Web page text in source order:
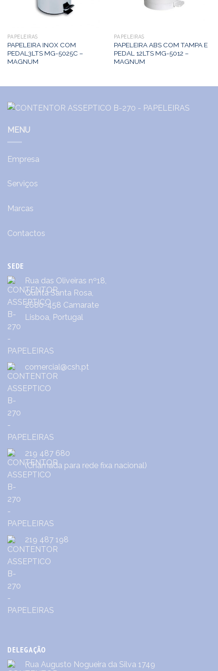
PAPELEIRAS
PAPELEIRA INOX COM
PEDAL3LTS MG-5025C –
MAGNUM
PAPELEIRAS
PAPELEIRA ABS COM TAMPA E
PEDAL 12LTS MG-5012 –
MAGNUM
MENU
Empresa
Serviços
Marcas
Contactos
SEDE
Rua das Oliveiras nº18,
Quinta Santa Rosa,
2680-458 Camarate
Lisboa, Portugal
comercial@csh.pt
219 487 680
(Chamada para rede fixa nacional)
219 487 198
DELEGAÇÃO
Rua Augusto Nogueira da Silva 1749